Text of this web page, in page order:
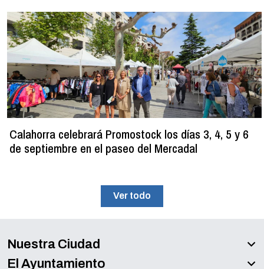
Calahorra celebrará Promostock los días 3, 4, 5 y 6
de septiembre en el paseo del Mercadal
Ver todo
Nuestra Ciudad
El Ayuntamiento